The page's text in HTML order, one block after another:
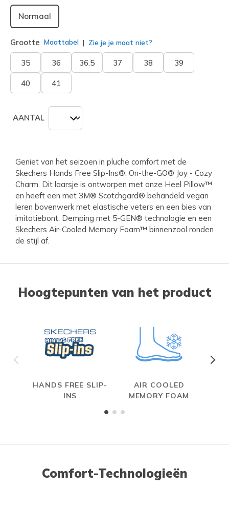
Normaal
Grootte Maattabel Zie je je maat niet?
35 36 36.5 37 38 39
40 41
AANTAL
Geniet van het seizoen in pluche comfort met de
Skechers Hands Free Slip-Ins®: On-the-GO® Joy - Cozy
Charm. Dit laarsje is ontworpen met onze Heel Pillow™
en heeft een met 3M® Scotchgard® behandeld vegan
leren bovenwerk met elastische veters en een bies van
imitatiebont. Demping met 5-GEN® technologie en een
Skechers Air-Cooled Memory Foam™ binnenzool ronden
de stijl af.
Hoogtepunten van het product
HANDS FREE SLIP-
INS
AIR COOLED
MEMORY FOAM
Comfort-Technologieën